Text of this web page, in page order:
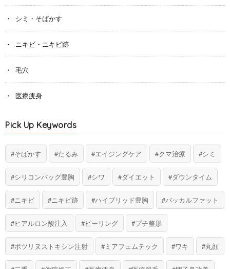
シミ・そばかす
ニキビ・ニキビ跡
毛穴
医療痩身
Pick Up Keywords
そばかす たるみ エイジングケア クマ治療 シミ
シリコンバッグ豊胸 シワ ダイエット ダウンタイム
ニキビ ニキビ跡 ハイブリッド豊胸 バッカルファット
ヒアルロン酸注入 ピーリング プチ整形
ボツリヌストキシン注射 ミアフェムテック ワキ 丸顔